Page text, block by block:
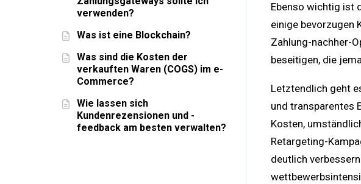
verwenden?
Was ist eine Blockchain?
Was sind die Kosten der
verkauften Waren (COGS) im e-
Commerce?
Wie lassen sich
Kundenrezensionen und -
feedback am besten verwalten?
Ebenso wichtig ist
einige bevorzugen
Zahlung-nachher-
beseitigen, die
Letztendlich geht
und transparentes
Kosten,
Retargeting-
deutlich